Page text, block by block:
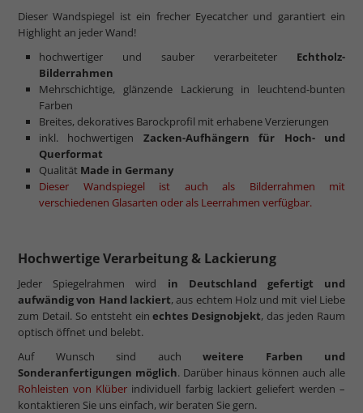
Dieser Wandspiegel ist ein frecher Eyecatcher und garantiert ein
Highlight an jeder Wand!
hochwertiger und sauber verarbeiteter Echtholz-
Bilderrahmen
Mehrschichtige, glänzende Lackierung in leuchtend-bunten
Farben
Breites, dekoratives Barockprofil mit erhabene Verzierungen
inkl. hochwertigen Zacken-Aufhängern
für Hoch- und
Querformat
Qualität Made in Germany
Dieser Wandspiegel ist auch als Bilderrahmen mit
verschiedenen Glasarten oder als Leerrahmen verfügbar.
Hochwertige Verarbeitung & Lackierung
Jeder Spiegelrahmen wird in Deutschland gefertigt und
aufwändig von Hand lackiert, aus echtem Holz und mit viel Liebe
zum Detail. So entsteht einechtes Designobjekt, das jeden Raum
optisch öffnet und belebt.
Auf Wunsch sind auch weitere Farben und
Sonderanfertigungen möglich. Darüber hinaus können auch alle
Rohleisten von Klüber individuell farbig lackiert geliefert werden –
kontaktieren Sie uns einfach, wir beraten Sie gern.